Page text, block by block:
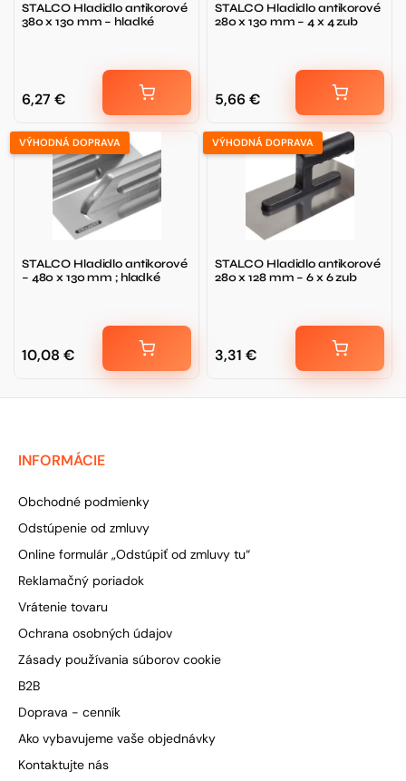
STALCO Hladidlo antikorové
380 x 130 mm – hladké
6,27 €
STALCO Hladidlo antikorové
280 x 130 mm – 4 x 4 zub
5,66€
VÝHODNÁ DOPRAVA
STALCO Hladidlo antikorové
– 480 x 130 mm ; hladké
10,08 €
VÝHODNÁ DOPRAVA
STALCO Hladidlo antikorové
280 x 128 mm – 6 x 6 zub
3,31 €
INFORMÁCIE
Obchodné podmienky
Odstúpenie od zmluvy
Online formulár „Odstúpiť od zmluvy tu“
Reklamačný poriadok
Vrátenie tovaru
Ochrana osobných údajov
Zásady používania súborov cookie
B2B
Doprava - cenník
Ako vybavujeme vaše objednávky
Kontaktujte nás